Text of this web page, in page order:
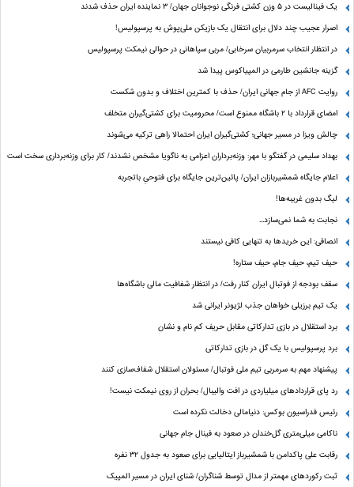
یک فینالیست در ۵ وزن کشتی فرنگی نوجوانان جهان/ ۳ نماینده ایران حذف شدند
اصرار عجیب چند دلال برای انتقال یک بازیکن ملی‌پوش به پرسپولیس!
در انتظار انتخاب سرمربیان سرخابی/ مربی سپاهانی در حوالی نیمکت پرسپولیس
گزینه جانشین طارمی در المپیاکوس پیدا شد
روایت AFC از جام جهانی ایران/ حذف با کمترین اختلاف و بدون شکست
امضای قرارداد با ۲ باشگاه ممنوع است/ محرومیت برای کشتی‌گیران متخلف
چالش ویزا در مسیر جهانی؛ کشتی‌گیران ایران احتمالا راهی ترکیه می‌شوند
بهداد سلیمی در گفتگو با مهر: وزنه‌برداران اعزامی به ناگویا مشخص نشدند/ کار برای وزنه‌برداری سخت است
اعلام جایگاه شمشیربازان ایران/ پائین‌ترین جایگاه برای فتوحیِ باتجربه
لیگ بدون غریبه‌ها!
نجابت به شما نمی‌سازد...
انصافی: این خریدها به تنهایی کافی نیستند
حیف تیم، حیف جام، حیف ستاره‌!
سقف بودجه از فوتبال ایران کنار رفت/ در انتظار شفافیت مالی باشگاه‌ها
یک تیم برزیلی خواهان جذب لژیونر ایرانی شد
برد استقلال در بازی تدارکاتی مقابل حریف کم نام و نشان
برد پرسپولیس با یک گل در بازی تدارکاتی
پیشنهاد مهم به سرمربی تیم ملی فوتبال/ مسئولان استقلال شفاف‌سازی کنند
رد پای قراردادهای میلیاردی در افت والیبال/ بحران از روی نیمکت نیست!
رئیس فدراسیون بوکس: دنیامالی دخالت نکرده است
ناکامی میلی‌متری گل‌خندان در صعود به فینال جام جهانی
رقابت علی پاکدامن با شمشیرباز ایتالیایی برای صعود به جدول ۳۲ نفره
ثبت رکوردهای مهمتر از مدال توسط شناگران/ شنای ایران در مسیر المپیک